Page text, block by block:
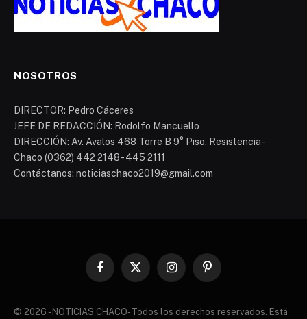
NOSOTROS
DIRECTOR: Pedro Cáceres
JEFE DE REDACCIÓN: Rodolfo Mancuello
DIRECCIÓN: Av. Avalos 468 Torre B 9° Piso. Resistencia-
Chaco (0362) 442 2148 - 445 2111
Contáctanos: noticiaschaco2019@gmail.com
Facebook
X
InstagramPinterest
© 2026 - NOTICIAS CHACO- Todos los derechos reservados. Está